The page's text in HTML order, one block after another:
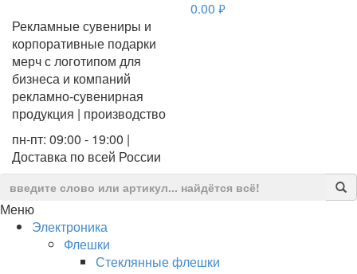
Рекламные сувениры и
корпоративные подарки
мерч с логотипом для
бизнеса и компаний
рекламно-сувенирная
продукция | производство
пн-пт: 09:00 - 19:00 |
Доставка по всей России
0.00 руб.
Меню
Электроника
Флешки
Стеклянные флешки